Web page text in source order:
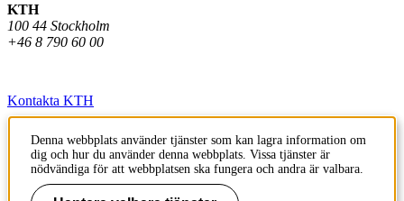
KTH
100 44 Stockholm
+46 8 790 60 00
Kontakta KTH
Jobba på KTH
Press och media
Denna webbplats använder tjänster som kan lagra information om
dig och hur du använder denna webbplats. Vissa tjänster är
nödvändiga för att webbplatsen ska fungera och andra är valbara.